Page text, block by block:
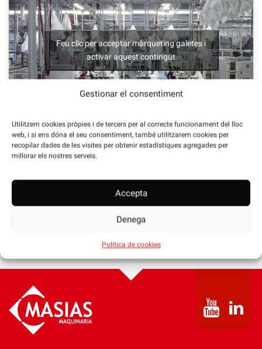
Gestionar el consentiment
Utilitzem cookies pròpies i de tercers per al correcte funcionament del lloc
web, i si ens dóna el seu consentiment, també utilitzarem cookies per
recopilar dades de les visites per obtenir estadístiques agregades per
millorar els nostres serveis.
Accepta
Denega
Política de cookies
Feu clic per acceptar màrqueting galetes i
activar aquest contingut
+34 972 29 31 50